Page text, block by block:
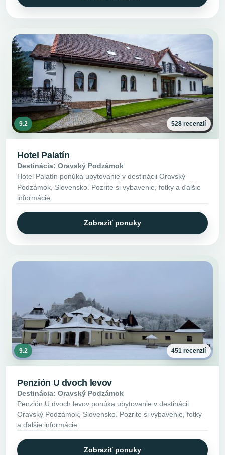
9.2 528 recenzií
Hotel Palatín
Destinácia: Oravský Podzámok
Hotel Palatín ponúka ubytovanie v destinácii Oravský
Podzámok, Slovensko. Pozrite si vybavenie, fotky a ďalšie
informácie.
Zobraziť ponuky
9.2 451 recenzií
Penzión U dvoch levov
Destinácia: Oravský Podzámok
Penzión U dvoch levov ponúka ubytovanie v destinácii
Oravský Podzámok, Slovensko. Pozrite si vybavenie, fotky
a ďalšie informácie.
Zobraziť ponuky